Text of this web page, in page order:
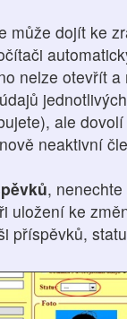
může dojít ke
nelze otevřít
ale
neaktivní
,
uložení ke
příspěvků,